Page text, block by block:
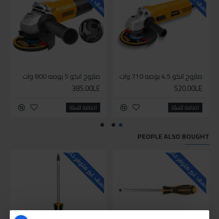
صاروخ انكو 4.5 بوصه 710 وات
520.00LE
اضافة للسلة
صاروخ انكو 5 بوصه 800 وات
385.00LE
اضافة للسلة
PEOPLE ALSO BOUGHT
للاسف غير متوفر حاليا للاسف غير متوفر حاليا